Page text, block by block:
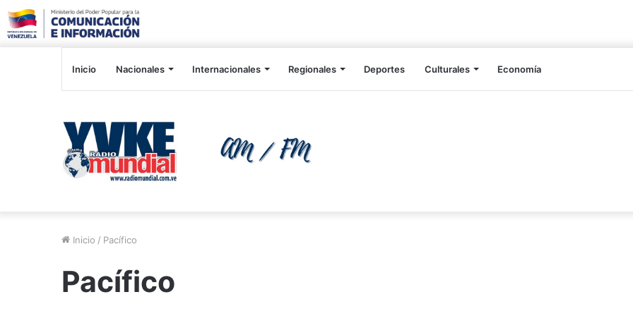
Inicio Nacionales Internacionales Regionales Deportes Culturales Economía
Inicio / Pacífico
Pacífico